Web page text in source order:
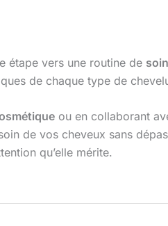
étape vers une routine de
de chaque type de
ou en collaborant
de vos cheveux sans
qu’elle mérite.